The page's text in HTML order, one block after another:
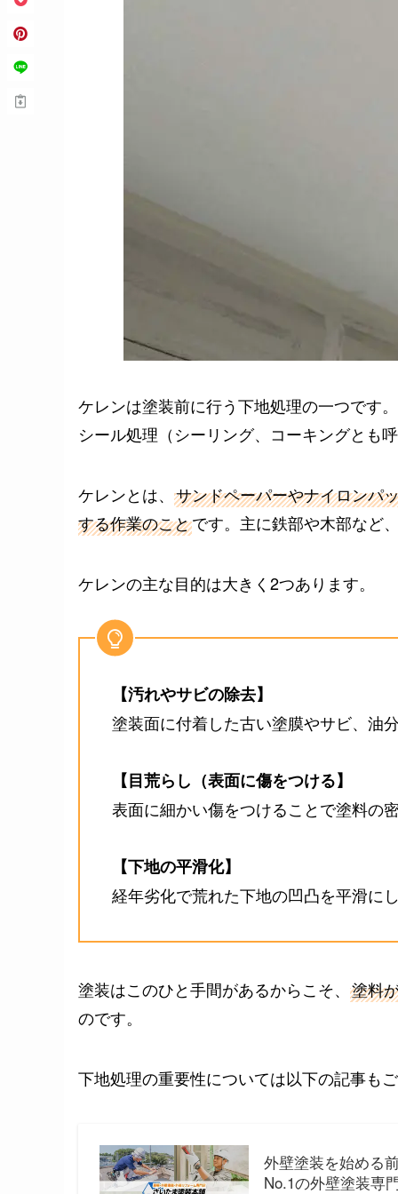
ケレンは塗装前に行う下地処理の一つです
シール処理（シーリング、コーキングとも
ケレンとは、 サンドペーパーやナイロンパ
する作業のことです。主に鉄部や木部など
ケレンの主な目的は大きく2つあります。
【汚れやサビの除去】
塗装面に付着した古い塗膜やサビ、油
【目荒らし（表面に傷をつける】
表面に細かい傷をつけることで塗料の
【下地の平滑化】
経年劣化で荒れた下地の凹凸を平滑に
塗装はこのひと手間があるからこそ、 塗料
のです。
下地処理の重要性については以下の記事も
外壁塗装を始める
No.1の外壁塗装専